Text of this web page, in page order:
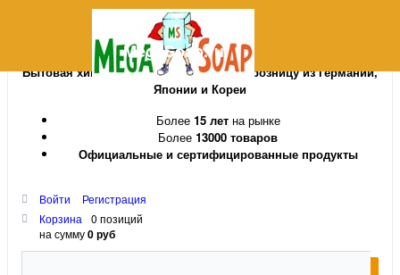
MegaSoap.ru
Бытовая химия и косметика оптом и в розницу из Германии,
Японии и Кореи
Более 15 летна рынке
Более 13000 товаров
Официальные и сертифицированные продукты
Войти
Регистрация
Корзина
0 позиций
на сумму0 руб